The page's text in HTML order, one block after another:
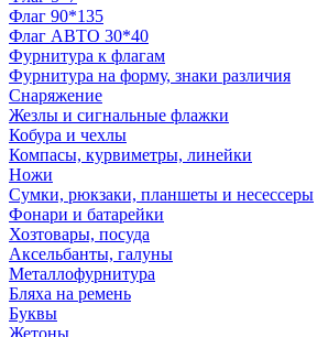
Флаг 90*135
Флаг АВТО 30*40
Фурнитура к флагам
Фурнитура на форму, знаки различия
Снаряжение
Жезлы и сигнальные флажки
Кобура и чехлы
Компасы, курвиметры, линейки
Ножи
Сумки, рюкзаки, планшеты и несессеры
Фонари и батарейки
Хозтовары, посуда
Аксельбанты, галуны
Металлофурнитура
Бляха на ремень
Буквы
Жетоны